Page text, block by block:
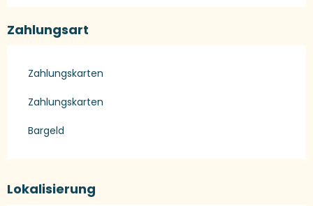
Zahlungsart
Zahlungskarten
Zahlungskarten
Bargeld
Lokalisierung